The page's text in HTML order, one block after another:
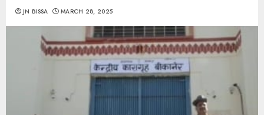
JN BISSA MARCH 28, 2025